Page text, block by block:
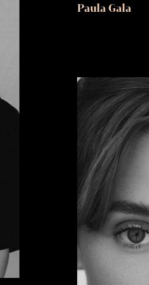
Paula Gala